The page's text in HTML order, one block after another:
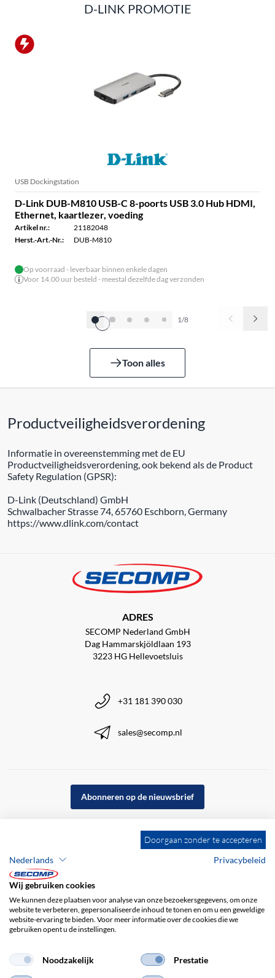
D-LINK PROMOTIE
USB Dockingstation
D-Link DUB-M810 USB-C 8-poorts USB 3.0 Hub HDMI,
Ethernet, kaartlezer, voeding
Artikel nr.:
21182048
Herst.-Art.-Nr.:
DUB-M810
Op voorraad - leverbaar binnen enkele dagen
Voor 14.00 uur besteld - meestal dezelfde dag verzonden
1/8
Toon alles
Productveiligheidsverordening
Informatie in overeenstemming met de EU
Productveiligheidsverordening, ook bekend als de Product
Safety Regulation (GPSR):
D-Link (Deutschland) GmbH
Schwalbacher Strasse 74, 65760 Eschborn, Germany
https://www.dlink.com/contact
ADRES
SECOMP Nederland GmbH
Dag Hammarskjöldlaan 193
3223 HG Hellevoetsluis
+31 181 390 030
sales@secomp.nl
Abonneren op de nieuwsbrief
Bedrijfsgegevens ALV
Disclaimer
Doorgaan zonder te accepteren
Nederlands
Privacybeleid
Wij gebruiken cookies
We kunnen deze plaatsen voor analyse van onze bezoekersgegevens, om onze
website te verbeteren, gepersonaliseerde inhoud te tonen en om u een geweldige
website-ervaring te bieden. Voor meer informatie over de cookies die we
gebruiken opent u de instellingen.
Noodzakelijk Prestatie